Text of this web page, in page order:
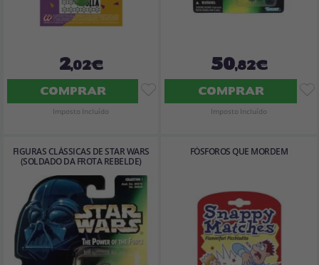
2,02€
COMPRAR
Imposto Incluído
50,82€
COMPRAR
Imposto Incluído
FIGURAS CLÁSSICAS DE STAR WARS
(SOLDADO DA FROTA REBELDE)
FÓSFOROS QUE MORDEM